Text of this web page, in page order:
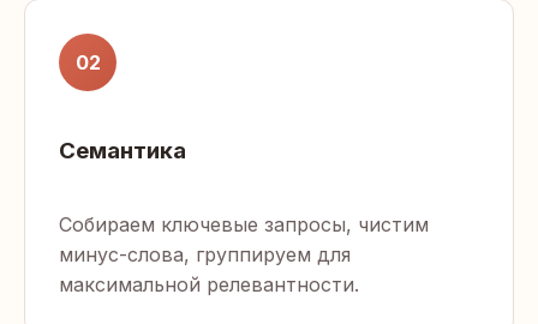
02
Семантика
Собираем ключевые запросы, чистим
минус-слова, группируем для
максимальной релевантности.